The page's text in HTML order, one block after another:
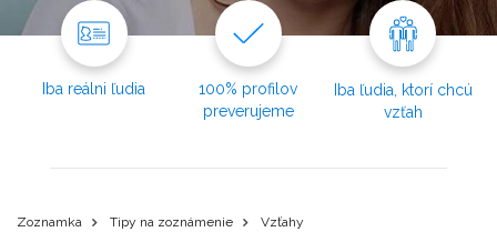
Iba reálni ľudia
100% profilov
preverujeme
Iba ľudia, ktorí chcú
vzťah
Zoznamka Tipy na zoznámenie
Vzťahy